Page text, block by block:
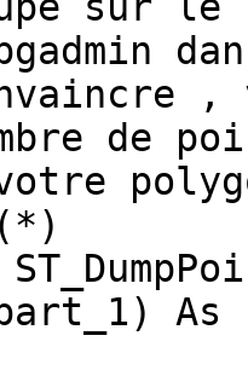
de
votre
As